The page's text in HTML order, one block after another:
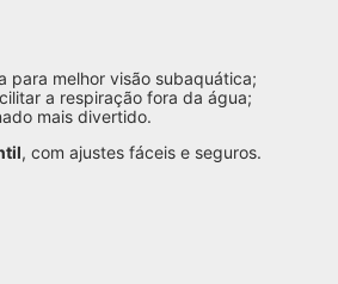
para melhor visão subaquática;
a respiração fora da água;
mais divertido.
, com ajustes fáceis e seguros.